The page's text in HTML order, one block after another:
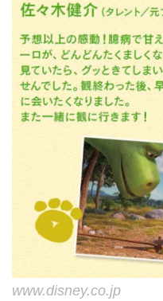
www.disney.co.jp